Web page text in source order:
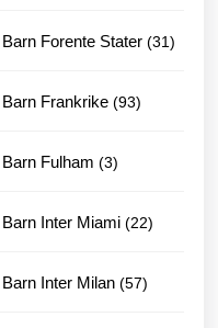
Forente Stater 3131
Frankrike 9393
Fulham 33
Inter Miami 2222
Inter Milan 5757